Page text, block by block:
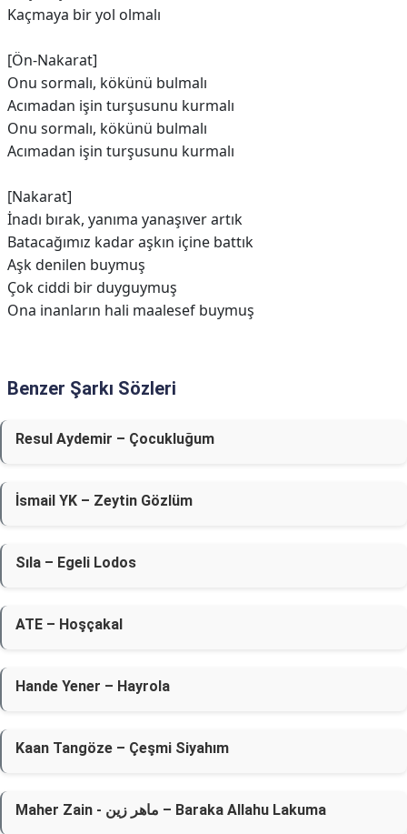
Kaçmaya bir yol olmalı
[Ön-Nakarat]
Onu sormalı, kökünü bulmalı
Acımadan işin turşusunu kurmalı
Onu sormalı, kökünü bulmalı
Acımadan işin turşusunu kurmalı
[Nakarat]
İnadı bırak, yanıma yanaşıver artık
Batacağımız kadar aşkın içine battık
Aşk denilen buymuş
Çok ciddi bir duyguymuş
Ona inanların hali maalesef buymuş
Benzer Şarkı Sözleri
Resul Aydemir – Çocukluğum
İsmail YK – Zeytin Gözlüm
Sıla – Egeli Lodos
ATE – Hoşçakal
Hande Yener – Hayrola
Kaan Tangöze – Çeşmi Siyahım
Maher Zain - ماهر زين – Baraka Allahu Lakuma